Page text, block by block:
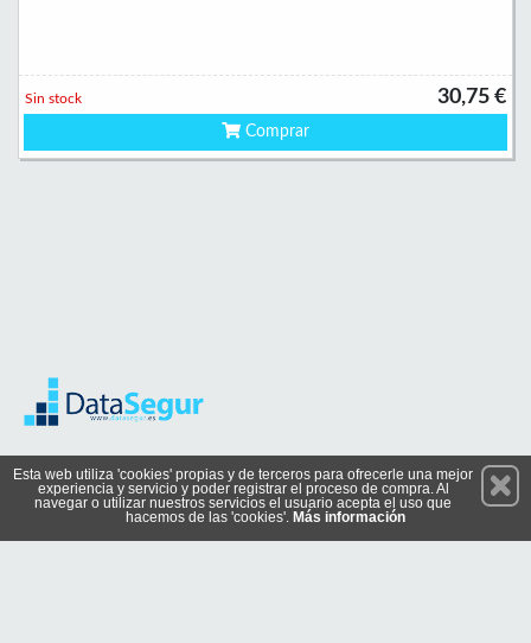
30,75 €
Sin stock
Comprar
Suscríbete
Esta web utiliza 'cookies' propias y de terceros para ofrecerle una mejor
experiencia y servicio y poder registrar el proceso de compra. Al
navegar o utilizar nuestros servicios el usuario acepta el uso que
hacemos de las 'cookies'. Más información